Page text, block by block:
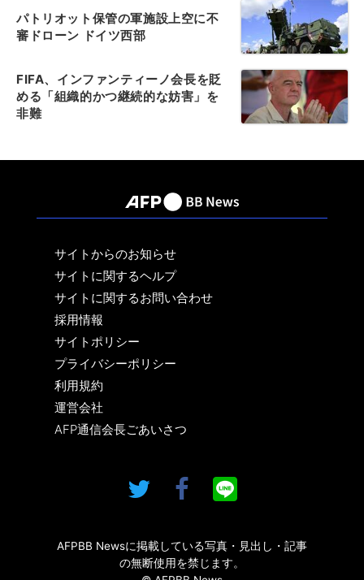
パトリオット保管の軍施設上空に不
審ドローン ドイツ西部
FIFA、インファンティーノ会長を貶
める「組織的かつ継続的な妨害」を
非難
サイトからのお知らせ
サイトに関するヘルプ
サイトに関するお問い合わせ
採用情報
サイトポリシー
プライバシーポリシー
利用規約
運営会社
AFP通信会長ごあいさつ
AFPBB Newsに掲載している写真・見出し・記事
の無断使用を禁じます。